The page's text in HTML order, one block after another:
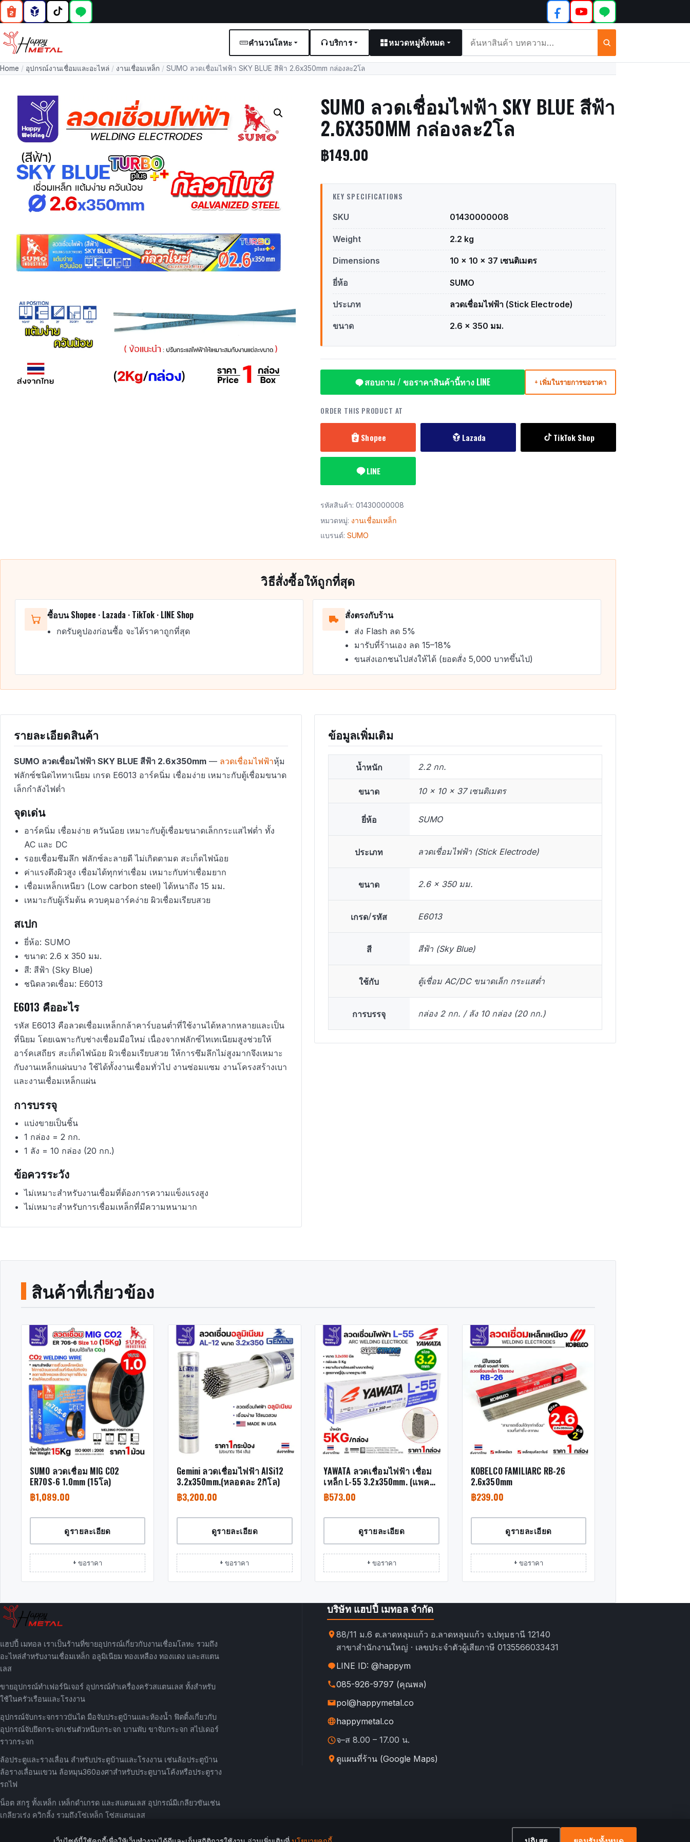
คำนวนโลหะ บริการ หมวดหมู่ทั้งหมด
และ
บทความ
Home / อุปกรณ์งานเชื่อมและอะไหล่ / งานเชื่อมเหล็ก / SUMO ลวดเชื่อมไฟฟ้า SKY BLUE สีฟ้า 2.6x350mm กล่องละ2โล
SUMO ลวดเชื่อมไฟฟ้า SKY BLUE สีฟ้า
2.6X350MM กล่องละ2โล
฿149.00
KEY SPECIFICATIONS
SKU 01430000008
Weight 2.2 kg
Dimensions 10 × 10 × 37 เซนติเมตร
ยี่ห้อ SUMO
ประเภท ลวดเชื่อมไฟฟ้า (Stick Electrode)
ขนาด 2.6 x 350 มม.
สอบถาม / ขอราคาสินค้านี้ทาง LINE + เพิ่มในรายการขอราคา
ORDER THIS PRODUCT AT
Shopee Lazada TikTok Shop
LINE
รหัสสินค้า: 01430000008
หมวดหมู่: งานเชื่อมเหล็ก
แบรนด์: SUMO
วิธีสั่งซื้อให้ถูกที่สุด
ซื้อบน Shopee · Lazada · TikTok · LINE Shop
กดรับคูปองก่อนซื้อ จะได้ราคาถูกที่สุด
สั่งตรงกับร้าน
ส่ง Flash ลด 5%
มารับที่ร้านเอง ลด 15–18%
ขนส่งเอกชนไปส่งให้ได้ (ยอดสั่ง 5,000 บาทขึ้นไป)
รายละเอียดสินค้า
SUMO ลวดเชื่อมไฟฟ้า SKY BLUE สีฟ้า 2.6x350mm— ลวดเชื่อมไฟฟ้าหุ้ม
ฟลักซ์ชนิดไททาเนียม เกรด E6013 อาร์คนิ่ม เชื่อมง่าย เหมาะกับตู้เชื่อมขนาด
เล็กกำลังไฟต่ำ
จุดเด่น
อาร์คนิ่ม เชื่อมง่าย ควันน้อย เหมาะกับตู้เชื่อมขนาดเล็กกระแสไฟต่ำ ทั้ง
AC และ DC
รอยเชื่อมซึมลึก ฟลักซ์ละลายดี ไม่เกิดตามด สะเก็ดไฟน้อย
ค่าแรงตึงผิวสูง เชื่อมได้ทุกท่าเชื่อม เหมาะกับท่าเชื่อมยาก
เชื่อมเหล็กเหนียว (Low carbon steel) ได้หนาถึง 15 มม.
เหมาะกับผู้เริ่มต้น ควบคุมอาร์คง่าย ผิวเชื่อมเรียบสวย
สเปก
ยี่ห้อ: SUMO
ขนาด: 2.6 x 350 มม.
สี: สีฟ้า (Sky Blue)
ชนิดลวดเชื่อม: E6013
E6013 คืออะไร
รหัส E6013 คือลวดเชื่อมเหล็กกล้าคาร์บอนต่ำที่ใช้งานได้หลากหลายและเป็น
ที่นิยม โดยเฉพาะกับช่างเชื่อมมือใหม่ เนื่องจากฟลักซ์ไทเทเนียมสูงช่วยให้
อาร์คเสถียร สะเก็ดไฟน้อย ผิวเชื่อมเรียบสวย ให้การซึมลึกไม่สูงมากจึงเหมาะ
กับงานเหล็กแผ่นบาง ใช้ได้ทั้งงานเชื่อมทั่วไป งานซ่อมแซม งานโครงสร้างเบา
และงานเชื่อมเหล็กแผ่น
การบรรจุ
แบ่งขายเป็นชิ้น
1 กล่อง = 2 กก.
1 ลัง = 10 กล่อง (20 กก.)
ข้อควรระวัง
ไม่เหมาะสำหรับงานเชื่อมที่ต้องการความแข็งแรงสูง
ไม่เหมาะสำหรับการเชื่อมเหล็กที่มีความหนามาก
ข้อมูลเพิ่มเติม
น้ำหนัก 2.2 กก.
ขนาด 10 × 10 × 37 เซนติเมตร
ยี่ห้อ SUMO
ประเภท ลวดเชื่อมไฟฟ้า (Stick Electrode)
ขนาด 2.6 x 350 มม.
เกรด/รหัส E6013
สี สีฟ้า (Sky Blue)
ใช้กับ ตู้เชื่อม AC/DC ขนาดเล็ก กระแสต่ำ
การบรรจุ กล่อง 2 กก. / ลัง 10 กล่อง (20 กก.)
สินค้าที่เกี่ยวข้อง
SUMO ลวดเชื่อม MIG CO2
ER70S-6 1.0mm (15โล)
฿1,089.00
ดูรายละเอียด
+ ขอราคา
Gemini ลวดเชื่อมไฟฟ้า AlSi12
3.2x350mm.(หลอดละ 2กิโล)
฿3,200.00
ดูรายละเอียด
+ ขอราคา
YAWATA ลวดเชื่อมไฟฟ้า เชื่อม
เหล็ก L-55 3.2x350mm. (แพค
ละ 5 กิโล)
฿573.00
ดูรายละเอียด
+ ขอราคา
KOBELCO FAMILIARC RB-26
2.6x350mm
฿239.00
ดูรายละเอียด
+ ขอราคา
แฮปปี้ เมทอล เราเป็นร้านที่ขายอุปกรณ์เกี่ยวกับงานเชื่อมโลหะ รวมถึง
อะไหล่สำหรับงานเชื่อมเหล็ก อลูมิเนียม ทองเหลือง ทองแดง และสแตน
เลส
ขายอุปกรณ์ทำเฟอร์นิเจอร์ อุปกรณ์ทำเครื่องครัวสแตนเลส ทั้งสำหรับ
ใช้ในครัวเรือนและโรงงาน
อุปกรณ์จับกระจกราวบันได มือจับประตูบ้านและห้องน้ำ ฟิตติ้งเกี่ยวกับ
อุปกรณ์จับยึดกระจกเช่นตัวหนีบกระจก บานพับ ขาจับกระจก สไปเดอร์
ราวกระจก
ล้อประตูและรางเลื่อน สำหรับประตูบ้านและโรงงาน เช่นล้อประตูบ้าน
ล้อรางเลื่อนแขวน ล้อหมุน360องศาสำหรับประตูบานโค้งหรือประตูราง
รถไฟ
น็อต สกรู ทั้งเหล็ก เหล็กดำเกรด และสแตนเลส อุปกรณ์มีเกลียวขันเช่น
เกลียวเร่ง ควิกลิ้ง รวมถึงโซ่เหล็ก โซ่สแตนเลส
บริษัท แฮปปี้ เมทอล จำกัด
88/11 ม.6 ต.ลาดหลุมแก้ว อ.ลาดหลุมแก้ว จ.ปทุมธานี 12140
สาขาสำนักงานใหญ่ · เลขประจำตัวผู้เสียภาษี 0135566033431
LINE ID: @happym
085-926-9797 (คุณพล)
pol@happymetal.co
happymetal.co
จ–ส 8.00 – 17.00 น.
ดูแผนที่ร้าน (Google Maps)